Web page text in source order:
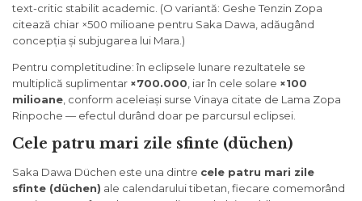
text-critic stabilit academic. (O variantă: Geshe Tenzin Zopa
citează chiar ×500 milioane pentru Saka Dawa, adăugând
concepția și subjugarea lui Mara.)
Pentru completitudine: în eclipsele lunare rezultatele se
multiplică suplimentar ×700.000 , iar în cele solare ×100
milioane , conform aceleiași surse Vinaya citate de Lama Zopa
Rinpoche — efectul durând doar pe parcursul eclipsei.
Cele patru mari zile sfinte (düchen)
Saka Dawa Düchen este una dintre cele patru mari zile
sfinte (düchen) ale calendarului tibetan, fiecare comemorând